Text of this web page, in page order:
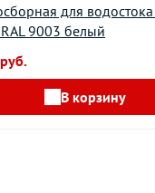
для
9003 белый
руб.
В корзину